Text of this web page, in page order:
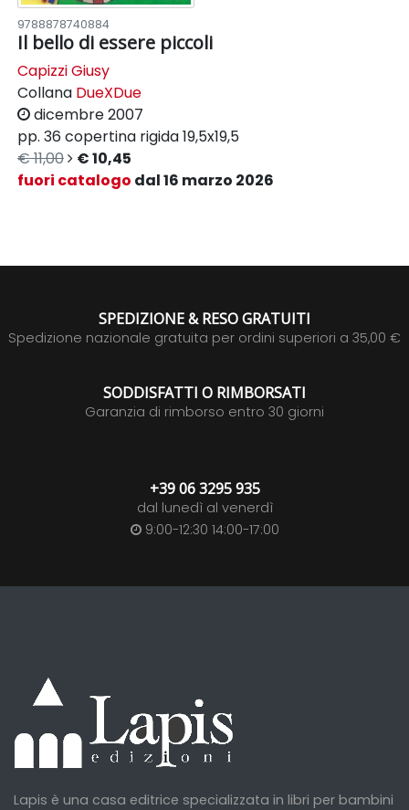
9788878740884
Il bello di essere piccoli
Capizzi Giusy
Collana DueXDue
dicembre 2007
pp. 36 copertina rigida19,5x19,5
€ 11,00
€ 10,45
fuori catalogo dal 16 marzo 2026
SPEDIZIONE & RESO GRATUITI
Spedizione nazionale gratuita per ordini superiori a 35,00 €
SODDISFATTI O RIMBORSATI
Garanzia di rimborso entro 30 giorni
+39 06 3295 935
dal lunedì al venerdì
9:00-12:30 14:00-17:00
Lapis è una casa editrice specializzata in libri per bambini